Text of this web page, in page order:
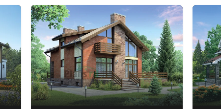
данныхи подтверждаю, что ознакомлен(а)
данных.
стоимость